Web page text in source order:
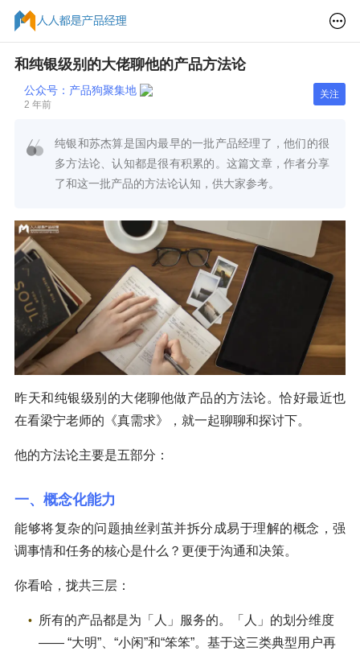
和纯银级别的大佬聊他的产品方法论
公众号：产品狗聚集地
2 年前
关注
纯银和苏杰算是国内最早的一批产品经理了，他们的很
多方法论、认知都是很有积累的。这篇文章，作者分享
了和这一批产品的方法论认知，供大家参考。
昨天和纯银级别的大佬聊他做产品的方法论。恰好最近也
在看梁宁老师的《真需求》，就一起聊聊和探讨下。
他的方法论主要是五部分：
一、概念化能力
能够将复杂的问题抽丝剥茧并拆分成易于理解的概念，强
调事情和任务的核心是什么？更便于沟通和决策。
你看哈，拢共三层：
所有的产品都是为「人」服务的。「人」的划分维度
—— “大明”、“小闲”和“笨笨”。基于这三类典型用户再